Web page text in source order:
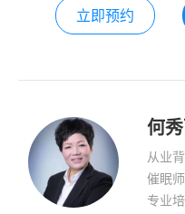
础。
疗法
脱痛
立即预约
何
从业
催眠师
专业